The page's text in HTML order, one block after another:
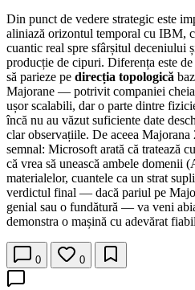
Din punct de vedere strategic este
aliniază orizontul temporal cu IBM,
cuantic real spre sfârșitul deceniului
producție de cipuri. Diferența este
să parieze pe direcția topologică
Majorane — potrivit companiei
ușor scalabili, dar o parte dintre
încă nu au văzut suficiente date
clar observațiile. De aceea
semnal: Microsoft arată că tratează
că vrea să unească ambele domenii
materialelor, cuantele ca un strat
verdictul final — dacă pariul pe
genial sau o fundătură — va veni
demonstra o mașină cu adevărat
0 0